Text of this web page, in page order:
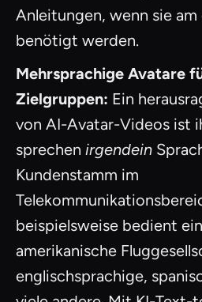
Anleitungen, wenn sie
benötigt werden.
Mehrsprachige Avatare
Zielgruppen: Ein
von AI-Avatar-Videos ist
sprechen irgendein
Kundenstamm im
beispielsweise bedient
amerikanische
englischsprachige,